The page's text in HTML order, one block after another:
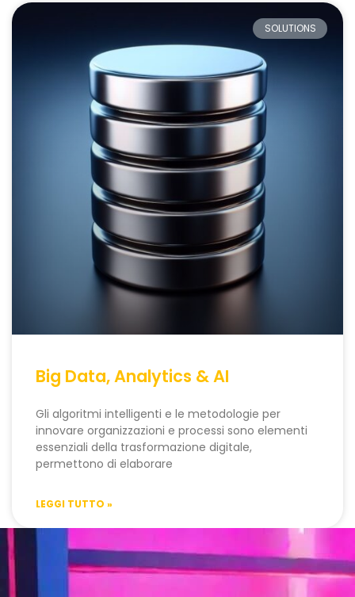
SOLUTIONS
Big Data, Analytics & AI
Gli algoritmi intelligenti e le metodologie per
innovare organizzazioni e processi sono elementi
essenziali della trasformazione digitale,
permettono di elaborare
LEGGI TUTTO »